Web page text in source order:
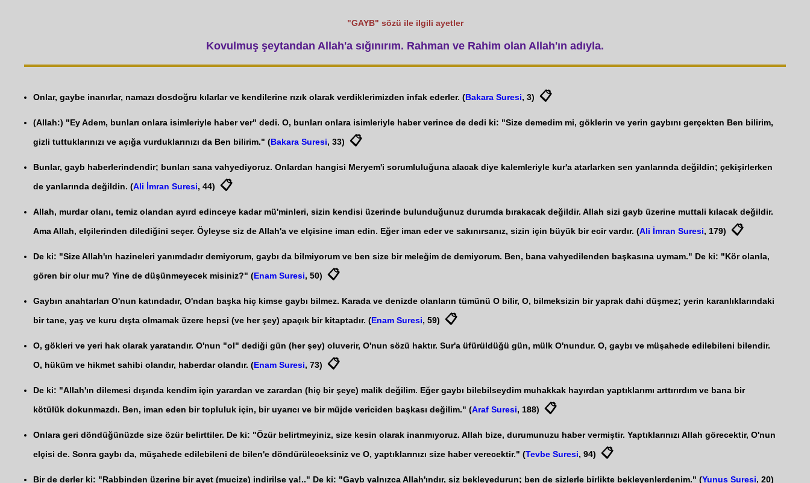
"GAYB" sözü ile ilgili ayetler
Kovulmuş şeytandan Allah'a sığınırım. Rahman ve Rahim olan Allah'ın adıyla.
Onlar, gaybe inanırlar, namazı dosdoğru kılarlar ve kendilerine rızık olarak verdiklerimizden infak ederler. (Bakara Suresi, 3) 📋
(Allah:) "Ey Adem, bunları onlara isimleriyle haber ver" dedi. O, bunları onlara isimleriyle haber verince de dedi ki: "Size demedim mi, göklerin ve yerin gaybını gerçekten Ben bilirim,
gizli tuttuklarınızı ve açığa vurduklarınızı da Ben bilirim." (Bakara Suresi, 33) 📋
Bunlar, gayb haberlerindendir; bunları sana vahyediyoruz. Onlardan hangisi Meryem'i sorumluluğuna alacak diye kalemleriyle kur'a atarlarken sen yanlarında değildin; çekişirlerken
de yanlarında değildin. (Ali İmran Suresi, 44) 📋
Allah, murdar olanı, temiz olandan ayırd edinceye kadar mü'minleri, sizin kendisi üzerinde bulunduğunuz durumda bırakacak değildir. Allah sizi gayb üzerine muttali kılacak değildir.
Ama Allah, elçilerinden dilediğini seçer. Öyleyse siz de Allah'a ve elçisine iman edin. Eğer iman eder ve sakınırsanız, sizin için büyük bir ecir vardır. (Ali İmran Suresi, 179) 📋
De ki: "Size Allah'ın hazineleri yanımdadır demiyorum, gaybı da bilmiyorum ve ben size bir meleğim de demiyorum. Ben, bana vahyedilenden başkasına uymam." De ki: "Kör olanla,
gören bir olur mu? Yine de düşünmeyecek misiniz?" (Enam Suresi, 50) 📋
Gaybın anahtarları O'nun katındadır, O'ndan başka hiç kimse gaybı bilmez. Karada ve denizde olanların tümünü O bilir, O, bilmeksizin bir yaprak dahi düşmez; yerin karanlıklarındaki
bir tane, yaş ve kuru dışta olmamak üzere hepsi (ve her şey) apaçık bir kitaptadır. (Enam Suresi, 59) 📋
O, gökleri ve yeri hak olarak yaratandır. O'nun "ol" dediği gün (her şey) oluverir, O'nun sözü haktır. Sur'a üfürüldüğü gün, mülk O'nundur. O, gaybı ve müşahede edilebileni bilendir.
O, hüküm ve hikmet sahibi olandır, haberdar olandır. (Enam Suresi, 73) 📋
De ki: "Allah'ın dilemesi dışında kendim için yarardan ve zarardan (hiç bir şeye) malik değilim. Eğer gaybı bilebilseydim muhakkak hayırdan yaptıklarımı arttırırdım ve bana bir
kötülük dokunmazdı. Ben, iman eden bir topluluk için, bir uyarıcı ve bir müjde vericiden başkası değilim." (Araf Suresi, 188) 📋
Onlara geri döndüğünüzde size özür belirttiler. De ki: "Özür belirtmeyiniz, size kesin olarak inanmıyoruz. Allah bize, durumunuzu haber vermiştir. Yaptıklarınızı Allah görecektir, O'nun
elçisi de. Sonra gaybı da, müşahede edilebileni de bilen'e döndürüleceksiniz ve O, yaptıklarınızı size haber verecektir." (Tevbe Suresi, 94) 📋
Bir de derler ki: "Rabbinden üzerine bir ayet (mucize) indirilse ya!.." De ki: "Gayb yalnızca Allah'ındır, siz bekleyedurun; ben de sizlerle birlikte bekleyenlerdenim." (Yunus Suresi, 20)